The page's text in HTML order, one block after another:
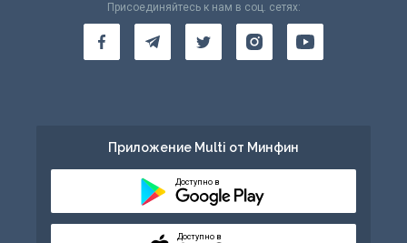
Присоединяйтесь к нам в соц. сетях:
Приложение Multi от Минфин
Доступно в
Доступно в